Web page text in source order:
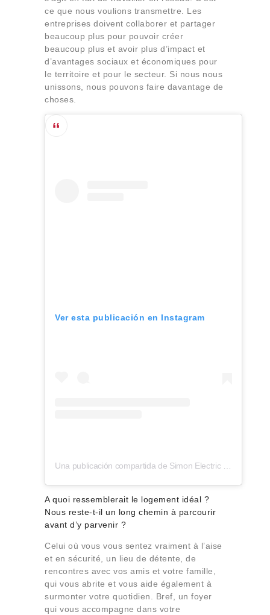
ce que nous voulions transmettre. Les
entreprises doivent collaborer et partager
beaucoup plus pour pouvoir créer
beaucoup plus et avoir plus d’impact et
d’avantages sociaux et économiques pour
le territoire et pour le secteur. Si nous nous
unissons, nous pouvons faire davantage de
choses.
Ver esta publicación en Instagram
Una publicación compartida de Simon Electric (@simonelectric)
A quoi ressemblerait le logement idéal ?
Nous reste-t-il un long chemin à parcourir
avant d’y parvenir ?
Celui où vous vous sentez vraiment à l’aise
et en sécurité, un lieu de détente, de
rencontres avec vos amis et votre famille,
qui vous abrite et vous aide également à
surmonter votre quotidien. Bref, un foyer
qui vous accompagne dans votre